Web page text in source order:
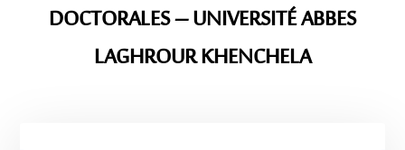
DOCTORALES – UNIVERSITÉ ABBES
LAGHROUR KHENCHELA